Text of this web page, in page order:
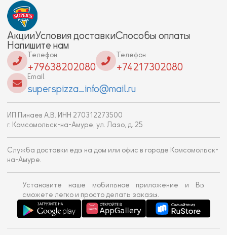
АкцииУсловия доставкиСпособы оплаты
Напишите нам
Телефон
+79638202080
Телефон
+74217302080
Email
superspizza_info@mail.ru
ИП Пинаев А.В. ИНН 270312273500
г. Комсомольск-на-Амуре, ул. Лазо, д. 25
Служба доставки еды на дом или офис в городе Комсомольск-
на-Амуре.
Установите наше мобильное приложение и Вы
сможете легко и просто делать заказы.